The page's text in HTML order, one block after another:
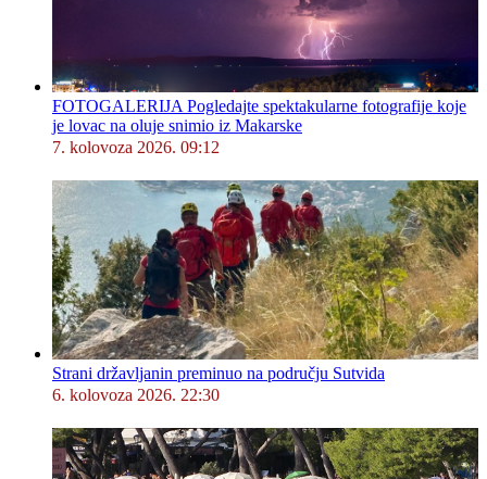
FOTOGALERIJA Pogledajte spektakularne fotografije koje
je lovac na oluje snimio iz Makarske
7. kolovoza 2026. 09:12
Strani državljanin preminuo na području Sutvida
6. kolovoza 2026. 22:30